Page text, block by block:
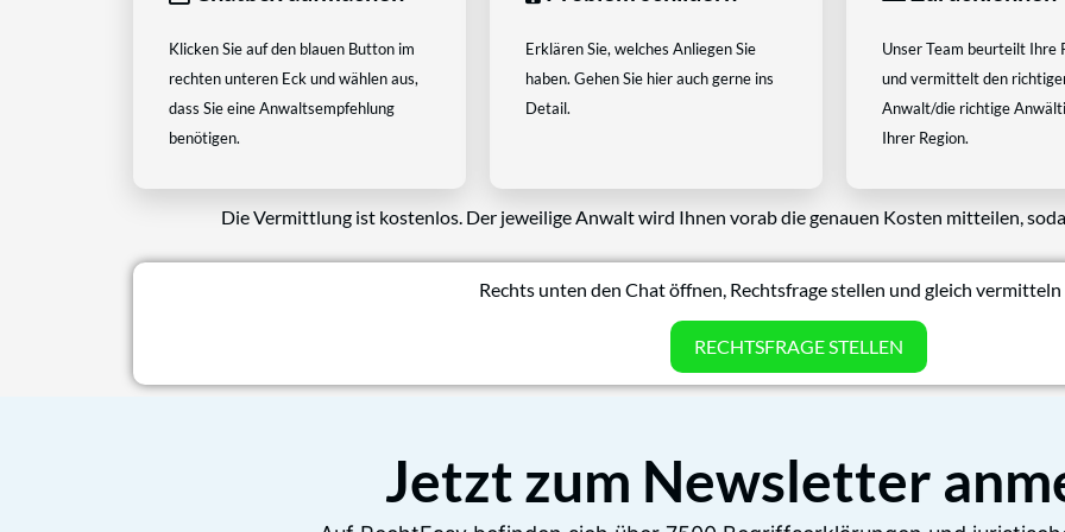
Klicken Sie auf den blauen Button im
rechten unteren Eck und wählen aus,
dass Sie eine Anwaltsempfehlung
benötigen.
Erklären Sie, welches Anliegen Sie
haben. Gehen Sie hier auch gerne ins
Detail.
Unser Team beurteilt Ihre
und vermittelt den
Anwalt/die richtige
Ihrer Region.
Die Vermittlung ist kostenlos. Der jeweilige Anwalt wird Ihnen vorab die genauen Kosten mitteilen,
Rechts unten den Chat öffnen, Rechtsfrage stellen und gleich vermitteln
RECHTSFRAGE STELLEN
Jetzt zum Newsletter